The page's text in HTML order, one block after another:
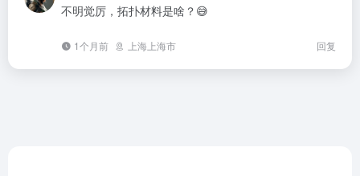
不明觉厉，拓扑材料是啥？😅
1个月前 上海上海市 回复